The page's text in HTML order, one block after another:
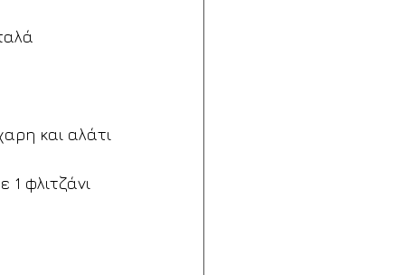
και αλάτι
φλιτζάνι